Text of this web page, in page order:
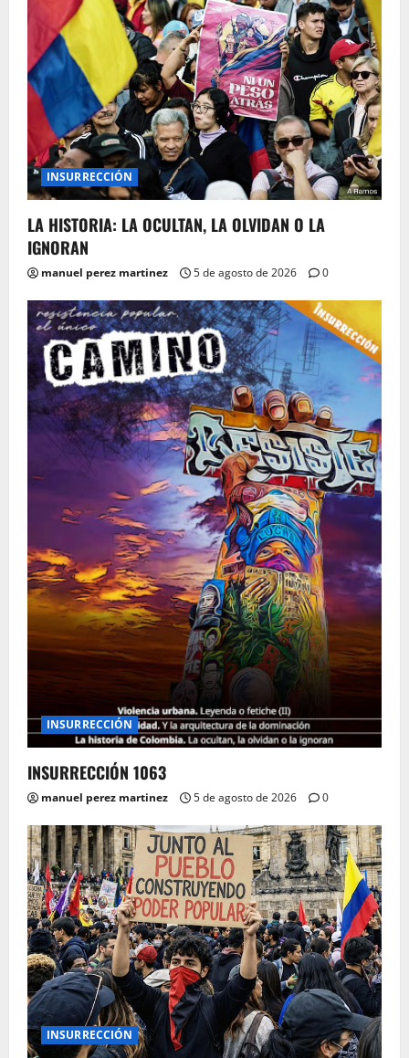
INSURRECCIÓN
LA HISTORIA: LA OCULTAN, LA OLVIDAN O LA
IGNORAN
manuel perez martinez 5 de agosto de 2026 0
INSURRECCIÓN
INSURRECCIÓN 1063
manuel perez martinez 5 de agosto de 2026 0
INSURRECCIÓN